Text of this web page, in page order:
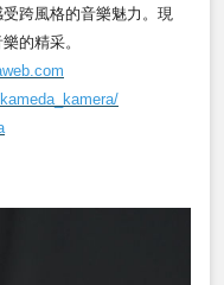
跨風格的音樂魅力。現
的精采。